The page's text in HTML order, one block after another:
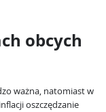
obcych
ważna, natomiast w
oszczędzanie